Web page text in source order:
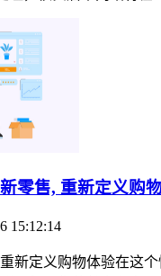
零售, 重新定义购
15:12:14
新定义购物体验在这